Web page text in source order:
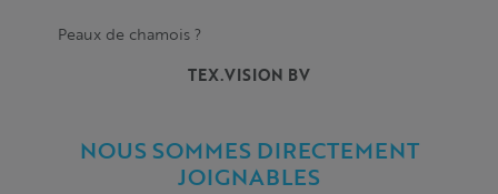
TEX.VISION BV
NOUS SOMMES DIRECTEMENT
JOIGNABLES
Peaux de chamois ?